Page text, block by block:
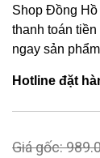
Shop Đồng Hồ
thanh toán
ngay sản
Hotline đặt
Giá gốc: